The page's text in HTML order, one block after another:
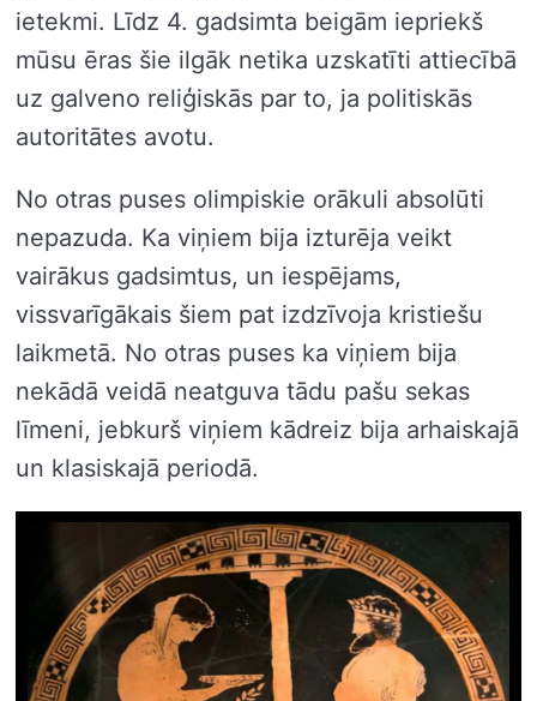
ietekmi. Līdz 4. gadsimta beigām iepriekš
mūsu ēras šie ilgāk netika uzskatīti attiecībā
uz galveno reliģiskās par to, ja politiskās
autoritātes avotu.
No otras puses olimpiskie orākuli absolūti
nepazuda. Ka viņiem bija izturēja veikt
vairākus gadsimtus, un iespējams,
vissvarīgākais šiem pat izdzīvoja kristiešu
laikmetā. No otras puses ka viņiem bija
nekādā veidā neatguva tādu pašu sekas
līmeni, jebkurš viņiem kādreiz bija arhaiskajā
un klasiskajā periodā.